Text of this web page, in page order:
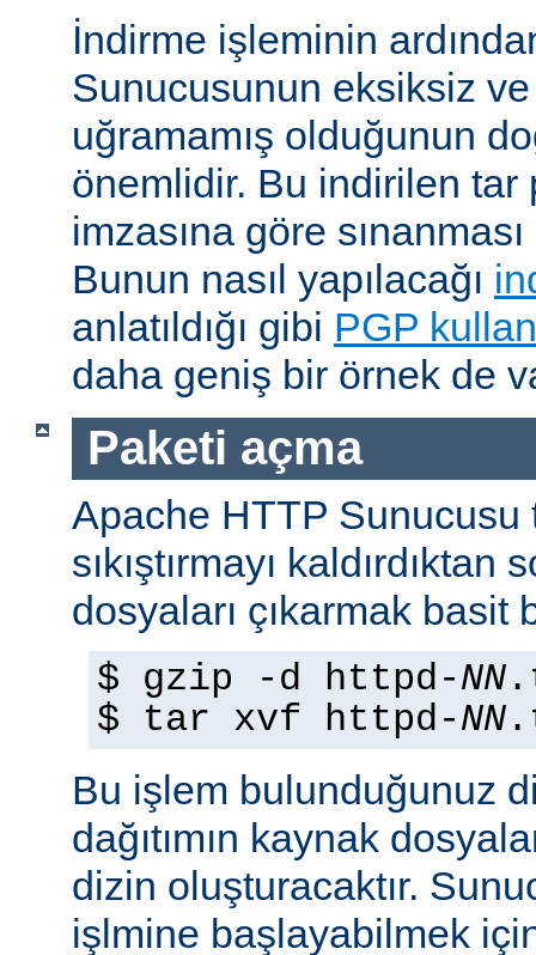
İndirme işleminin
Sunucusunun eksiksiz
uğramamış olduğunun
önemlidir. Bu indirilen tar
imzasına göre
Bunun nasıl yapılacağı
anlatıldığı gibi PGP
daha geniş bir örnek de
Paketi açma
Apache HTTP Sunucusu
sıkıştırmayı
dosyaları çıkarmak basit
$ gzip -d httpd-NN
$ tar xvf httpd-NN
Bu işlem bulunduğunuz
dağıtımın kaynak
dizin oluşturacaktır.
işlmine başlayabilmek